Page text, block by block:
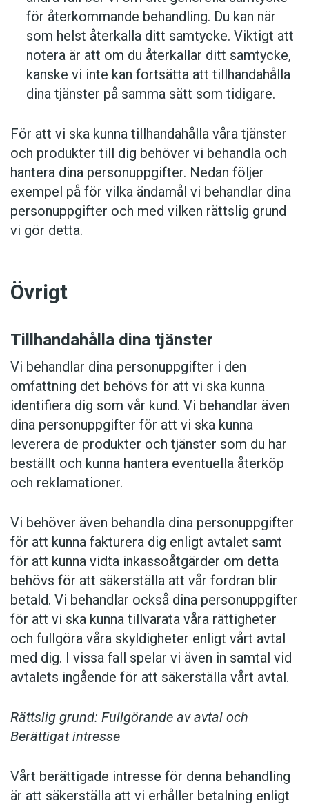
för återkommande behandling. Du kan när
som helst återkalla ditt samtycke. Viktigt att
notera är att om du återkallar ditt samtycke,
kanske vi inte kan fortsätta att tillhandahålla
dina tjänster på samma sätt som tidigare.
För att vi ska kunna tillhandahålla våra tjänster
och produkter till dig behöver vi behandla och
hantera dina personuppgifter. Nedan följer
exempel på för vilka ändamål vi behandlar dina
personuppgifter och med vilken rättslig grund
vi gör detta.
Övrigt
Tillhandahålla dina tjänster
Vi behandlar dina personuppgifter i den
omfattning det behövs för att vi ska kunna
identifiera dig som vår kund. Vi behandlar även
dina personuppgifter för att vi ska kunna
leverera de produkter och tjänster som du har
beställt och kunna hantera eventuella återköp
och reklamationer.
Vi behöver även behandla dina personuppgifter
för att kunna fakturera dig enligt avtalet samt
för att kunna vidta inkassoåtgärder om detta
behövs för att säkerställa att vår fordran blir
betald. Vi behandlar också dina personuppgifter
för att vi ska kunna tillvarata våra rättigheter
och fullgöra våra skyldigheter enligt vårt avtal
med dig. I vissa fall spelar vi även in samtal vid
avtalets ingående för att säkerställa vårt avtal.
Rättslig grund: Fullgörande av avtal och
Berättigat intresse
Vårt berättigade intresse för denna behandling
är att säkerställa att vi erhåller betalning enligt